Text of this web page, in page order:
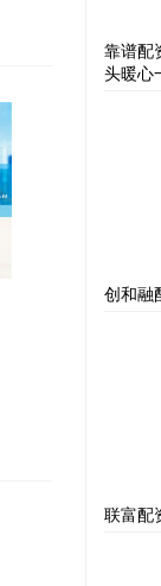
靠谱配
头暖心
创和融
联富配